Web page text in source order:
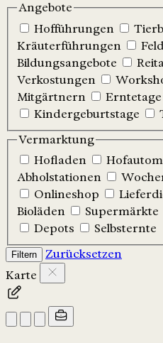
Angebote
Hofführungen
Kräuterführungen
Bildungsangebote
Verkostungen
Mitgärtnern
Erntetage
Kindergeburtstage
Vermarktung
Hofladen
Abholstationen
Onlineshop
Bioläden
Supermärkte
Depots
Selbsternte
Filtern
Zurücksetzen
Karte